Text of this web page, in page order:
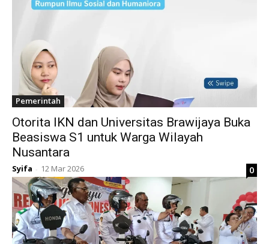
Pemerintah
Otorita IKN dan Universitas Brawijaya Buka
Beasiswa S1 untuk Warga Wilayah
Nusantara
Syifa - 12 Mar 2026 0